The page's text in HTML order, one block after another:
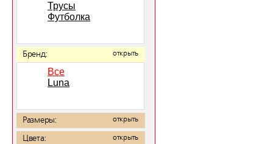
Трусы
Футболка
Бренд: открыть
Все
Luna
Размеры: открыть
Цвета: открыть